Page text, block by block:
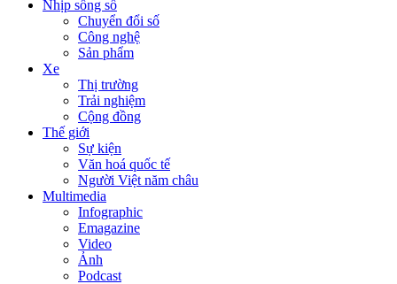
Nhịp sống số
Chuyển đổi số
Công nghệ
Sản phẩm
Xe
Thị trường
Trải nghiệm
Cộng đồng
Thế giới
Sự kiện
Văn hoá quốc tế
Người Việt năm châu
Multimedia
Infographic
Emagazine
Video
Ảnh
Podcast